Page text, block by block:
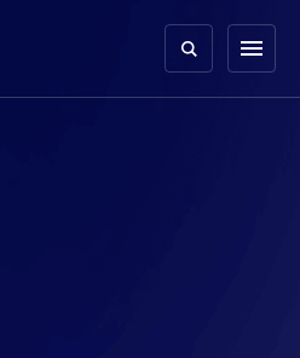
menu